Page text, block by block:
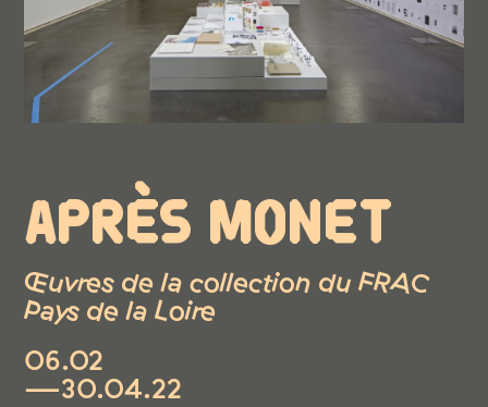
APRÈS MONET
Œuvres de la collection du FRAC
Pays de la Loire
06.02
—30.04.22